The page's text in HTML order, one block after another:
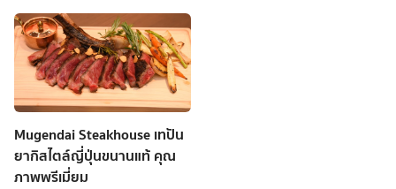
Mugendai Steakhouse เทปัน
ยากิสไตล์ญี่ปุ่นขนานแท้ คุณ
ภาพพรีเมี่ยม